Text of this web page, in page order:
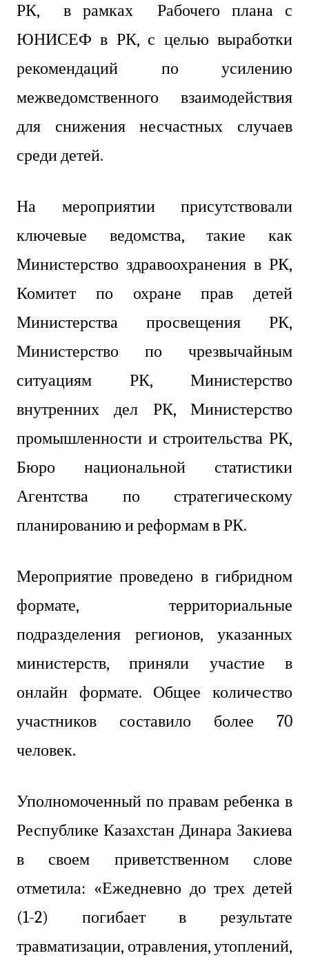
РК, в рамках Рабочего плана с
ЮНИСЕФ в РК, с целью выработки
рекомендаций по усилению
межведомственного взаимодействия
для снижения несчастных случаев
среди детей.
На мероприятии присутствовали
ключевые ведомства, такие как
Министерство здравоохранения в РК,
Комитет по охране прав детей
Министерства просвещения РК,
Министерство по чрезвычайным
ситуациям РК, Министерство
внутренних дел РК, Министерство
промышленности и строительства РК,
Бюро национальной статистики
Агентства по стратегическому
планированию и реформам в РК.
Мероприятие проведено в гибридном
формате, территориальные
подразделения регионов, указанных
министерств, приняли участие в
онлайн формате. Общее количество
участников составило более 70
человек.
Уполномоченный по правам ребенка в
Республике Казахстан Динара Закиева
в своем приветственном слове
отметила: «Ежедневно до трех детей
(1-2) погибает в результате
травматизации, отравления, утоплений,